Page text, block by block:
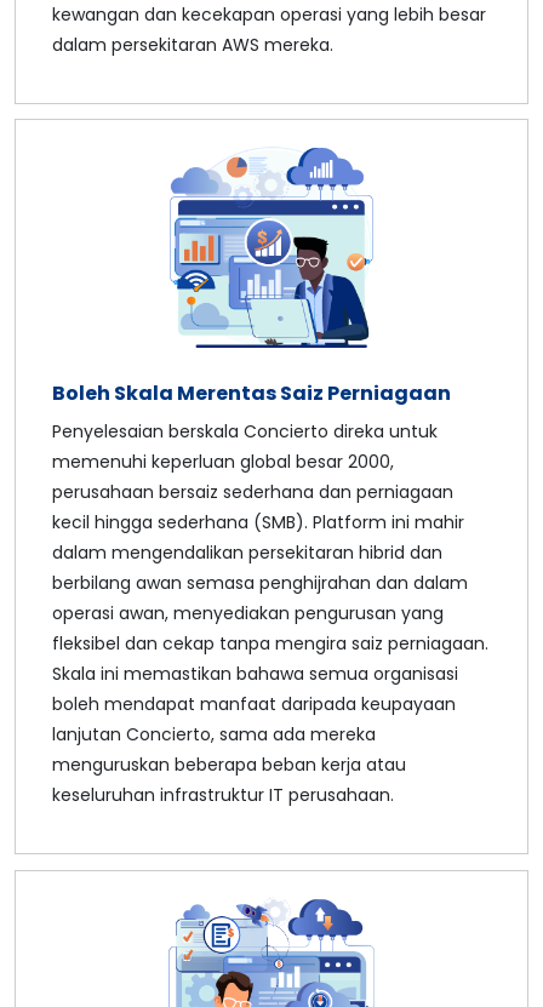
kewangan dan kecekapan operasi yang lebih besar
dalam persekitaran AWS mereka.
Boleh Skala Merentas Saiz Perniagaan
Penyelesaian berskala Concierto direka untuk
memenuhi keperluan global besar 2000,
perusahaan bersaiz sederhana dan perniagaan
kecil hingga sederhana (SMB). Platform ini mahir
dalam mengendalikan persekitaran hibrid dan
berbilang awan semasa penghijrahan dan dalam
operasi awan, menyediakan pengurusan yang
fleksibel dan cekap tanpa mengira saiz perniagaan.
Skala ini memastikan bahawa semua organisasi
boleh mendapat manfaat daripada keupayaan
lanjutan Concierto, sama ada mereka
menguruskan beberapa beban kerja atau
keseluruhan infrastruktur IT perusahaan.